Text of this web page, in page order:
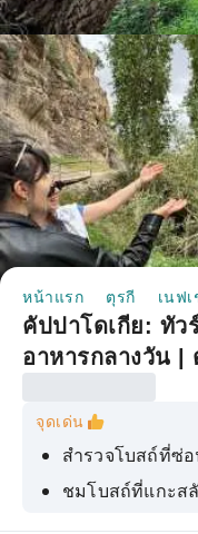
หน้าแรก ตุรกี เนฟ
คัปปาโดเกีย: ทัว
อาหารกลางวัน |
จุดเด่น
สำรวจโบสถ์ที่ซ่อ
ชมโบสถ์ที่แกะส